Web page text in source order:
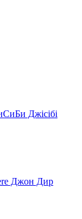
Джісібі
Джон Дир